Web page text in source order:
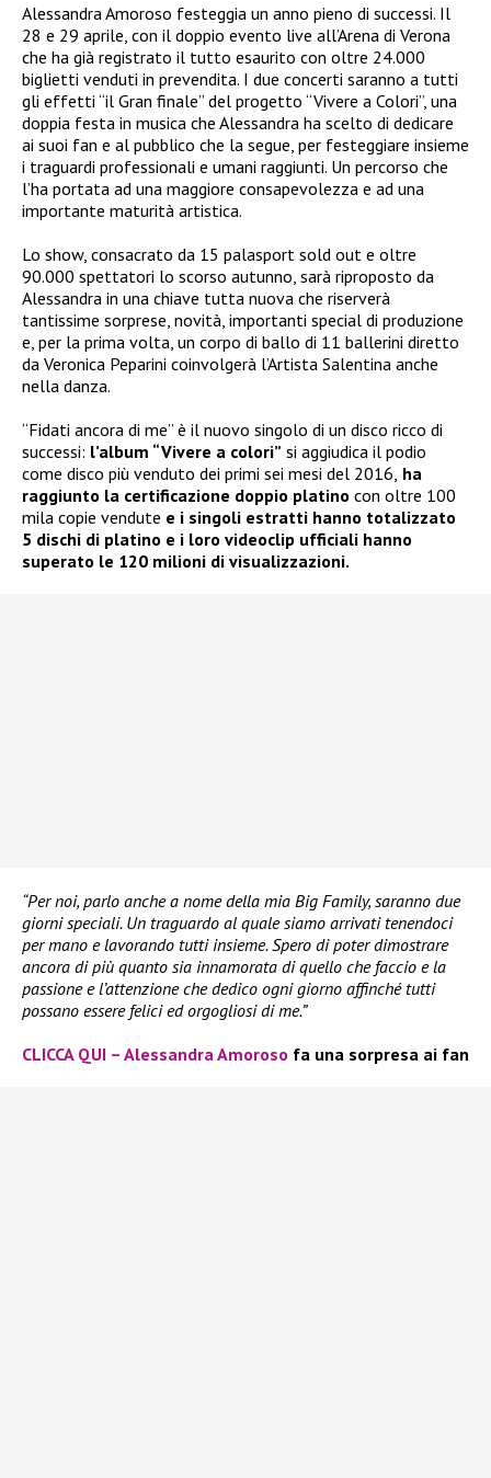
Alessandra Amoroso festeggia un anno pieno di successi. Il
28 e 29 aprile, con il doppio evento live all’Arena di Verona
che ha già registrato il tutto esaurito con oltre 24.000
biglietti venduti in prevendita. I due concerti saranno a tutti
gli effetti “il Gran finale” del progetto “Vivere a Colori”, una
doppia festa in musica che Alessandra ha scelto di dedicare
ai suoi fan e al pubblico che la segue, per festeggiare insieme
i traguardi professionali e umani raggiunti. Un percorso che
l’ha portata ad una maggiore consapevolezza e ad una
importante maturità artistica.
Lo show, consacrato da 15 palasport sold out e oltre
90.000 spettatori lo scorso autunno, sarà riproposto da
Alessandra in una chiave tutta nuova che riserverà
tantissime sorprese, novità, importanti special di produzione
e, per la prima volta, un corpo di ballo di 11 ballerini diretto
da Veronica Peparini coinvolgerà l’Artista Salentina anche
nella danza.
“Fidati ancora di me” è il nuovo singolo di un disco ricco di
successi: l’album “Vivere a colori” si aggiudica il podio
come disco più venduto dei primi sei mesi del 2016, ha
raggiunto la certificazione doppio platino con oltre 100
mila copie vendute e i singoli estratti hanno totalizzato
5 dischi di platino e i loro videoclip ufficiali hanno
superato le 120 milioni di visualizzazioni.
“Per noi, parlo anche a nome della mia Big Family, saranno due
giorni speciali. Un traguardo al quale siamo arrivati tenendoci
per mano e lavorando tutti insieme. Spero di poter dimostrare
ancora di più quanto sia innamorata di quello che faccio e la
passione e l’attenzione che dedico ogni giorno affinché tutti
possano essere felici ed orgogliosi di me.”
CLICCA QUI – Alessandra Amoroso fa una sorpresa ai fan